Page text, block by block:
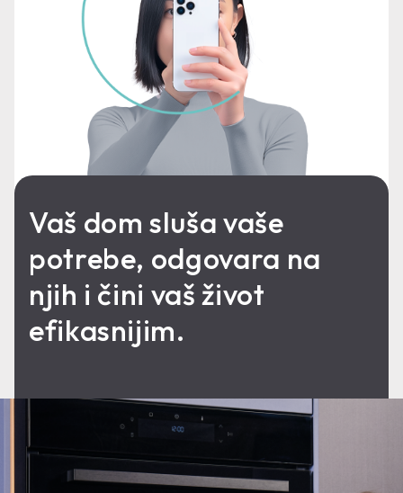
Vaš dom sluša vaše
potrebe, odgovara na
njih i čini vaš život
efikasnijim.